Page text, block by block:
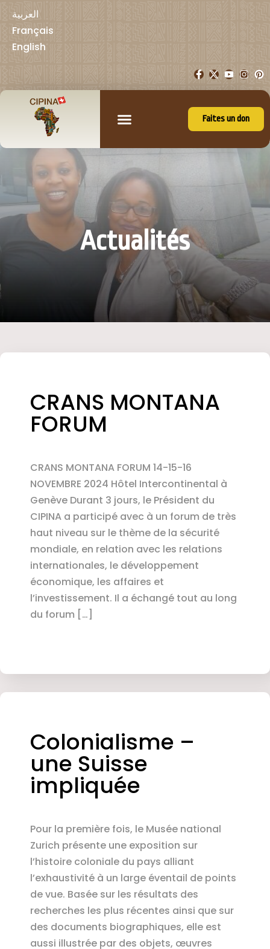
العربية
Français
English
Faites un don
Actualités
CRANS MONTANA
FORUM
CRANS MONTANA FORUM 14-15-16
NOVEMBRE 2024 Hôtel Intercontinental à
Genève Durant 3 jours, le Président du
CIPINA a participé avec à un forum de très
haut niveau sur le thème de la sécurité
mondiale, en relation avec les relations
internationales, le développement
économique, les affaires et
l’investissement. Il a échangé tout au long
du forum […]
Colonialisme –
une Suisse
impliquée
Pour la première fois, le Musée national
Zurich présente une exposition sur
l’histoire coloniale du pays alliant
l’exhaustivité à un large éventail de points
de vue. Basée sur les résultats des
recherches les plus récentes ainsi que sur
des documents biographiques, elle est
aussi illustrée par des objets, œuvres